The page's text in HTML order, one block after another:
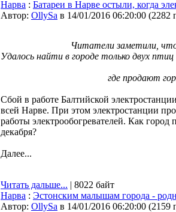
Нарва : Батареи в Нарве остыли, когда
Автор: OllySa в 14/01/2016 06:20:00 (2282
Читатели заметили, что
Удалось найти в городе только двух птиц
где продают
Сбой в работе Балтийской
всей Нарве. При этом электростанции
работы электрообогревателей. Как
декабря?
Далее...
Читать дальше... | 8022 байт
Нарва : Эстонским малышам города -
Автор: OllySa в 14/01/2016 06:20:00 (2159